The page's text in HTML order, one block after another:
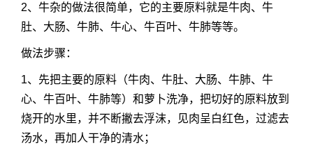
2、牛杂的做法很简单，它的主要原料就是牛肉、牛
肚、大肠、牛肺、牛心、牛百叶、牛肺等等。
做法步骤：
1、先把主要的原料（牛肉、牛肚、大肠、牛肺、牛
心、牛百叶、牛肺等）和萝卜洗净，把切好的原料放到
烧开的水里，并不断撇去浮沫，见肉呈白红色，过滤去
汤水，再加人干净的清水；